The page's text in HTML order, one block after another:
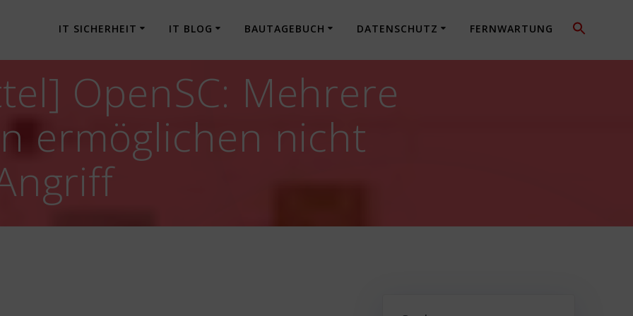
IT SICHERHEIT IT BLOG BAUTAGEBUCH DATENSCHUTZ FERNWARTUNG
OpenSC: Mehrere
ermöglichen nicht